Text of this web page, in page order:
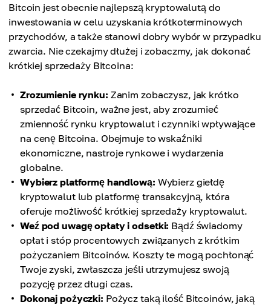
Bitcoin jest obecnie najlepszą kryptowalutą do
inwestowania w celu uzyskania krótkoterminowych
przychodów, a także stanowi dobry wybór w przypadku
zwarcia. Nie czekajmy dłużej i zobaczmy, jak dokonać
krótkiej sprzedaży Bitcoina:
Zrozumienie rynku: Zanim zobaczysz, jak krótko
sprzedać Bitcoin, ważne jest, aby zrozumieć
zmienność rynku kryptowalut i czynniki wpływające
na cenę Bitcoina. Obejmuje to wskaźniki
ekonomiczne, nastroje rynkowe i wydarzenia
globalne.
Wybierz platformę handlową: Wybierz giełdę
kryptowalut lub platformę transakcyjną, która
oferuje możliwość krótkiej sprzedaży kryptowalut.
Weź pod uwagę opłaty i odsetki: Bądź świadomy
opłat i stóp procentowych związanych z krótkim
pożyczaniem Bitcoinów. Koszty te mogą pochłonąć
Twoje zyski, zwłaszcza jeśli utrzymujesz swoją
pozycję przez długi czas.
Dokonaj pożyczki: Pożycz taką ilość Bitcoinów, jaką